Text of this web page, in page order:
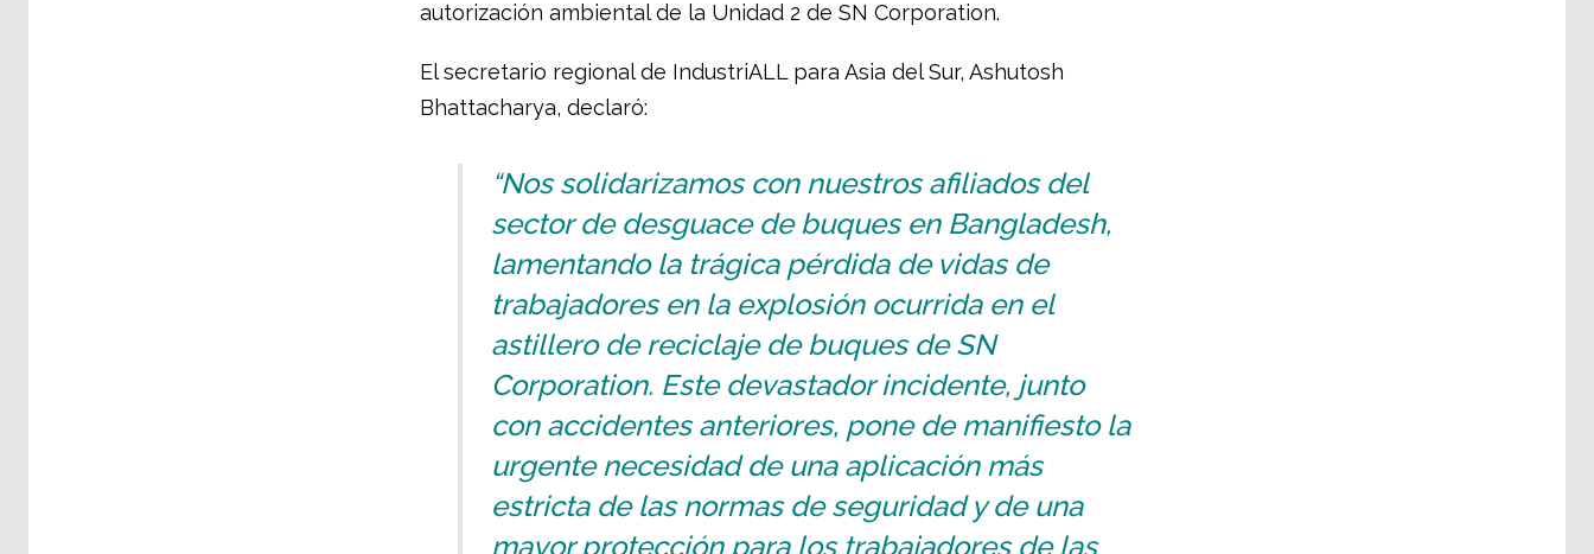
autorización ambiental de la Unidad 2 de SN Corporation.
El secretario regional de IndustriALL para Asia del Sur, Ashutosh
Bhattacharya, declaró:
“Nos solidarizamos con nuestros afiliados del
sector de desguace de buques en Bangladesh,
lamentando la trágica pérdida de vidas de
trabajadores en la explosión ocurrida en el
astillero de reciclaje de buques de SN
Corporation. Este devastador incidente, junto
con accidentes anteriores, pone de manifiesto la
urgente necesidad de una aplicación más
estricta de las normas de seguridad y de una
mayor protección para los trabajadores de las